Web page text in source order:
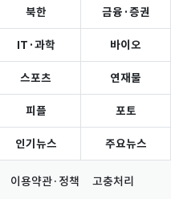
북한 금융·증권
IT·과학 바이오
스포츠 연재물
피플 포토
인기뉴스 주요뉴스
이용약관·정책 고충처리